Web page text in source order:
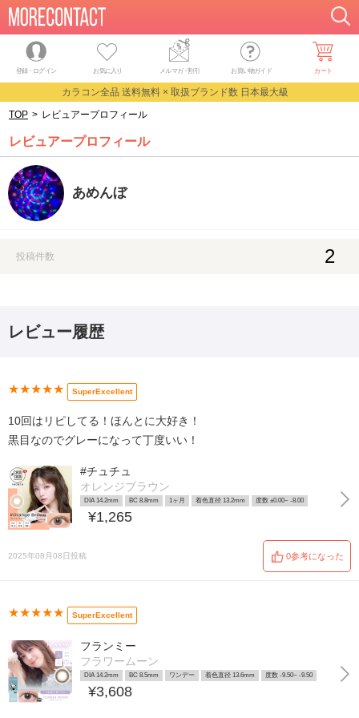
登録・ログイン お気に入り メルマガ・割引 お買い物ガイド カート
カラコン全品 送料無料 × 取扱ブランド数 日本最大級
TOP > レビュアープロフィール
レビュアープロフィール
あめんぼ
投稿件数 2
レビュー履歴
★★★★★ SuperExcellent
10回はリピしてる！ほんとに大好き！
黒目なのでグレーになって丁度いい！
#チュチュ
オレンジブラウン
DIA 14.2mm BC 8.8mm 1ヶ月 着色直径 13.2mm 度数 ±0.00~ -8.00
¥1,265
2025年08月08日投稿 0参考になった
★★★★★ SuperExcellent
フランミー
フラワームーン
DIA 14.2mm BC 8.5mm ワンデー 着色直径 13.6mm 度数 -9.50~ -9.50
¥3,608